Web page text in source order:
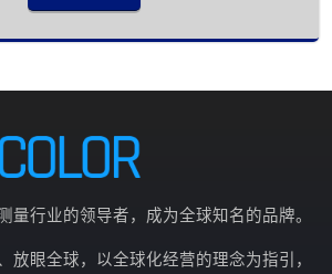
量行业的领导者，成为全球知名的品牌。
放眼全球，以全球化经营的理念为指引，